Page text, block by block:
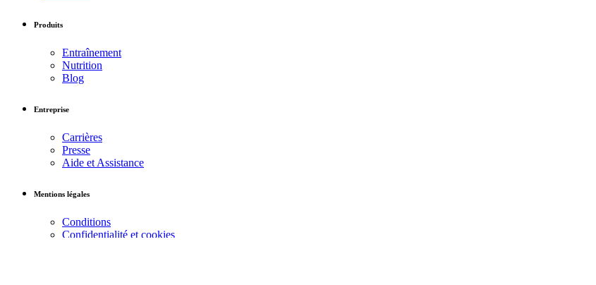
Produits
Entraînement
Nutrition
Blog
Entreprise
Carrières
Presse
Aide et Assistance
Mentions légales
Conditions
Confidentialité et cookies